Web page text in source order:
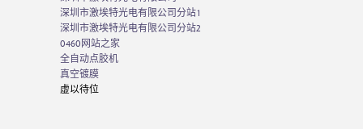
深圳市激埃特光电有限公司分站1
深圳市激埃特光电有限公司分站2
0460网站之家
全自动点胶机
真空镀膜
虚以待位